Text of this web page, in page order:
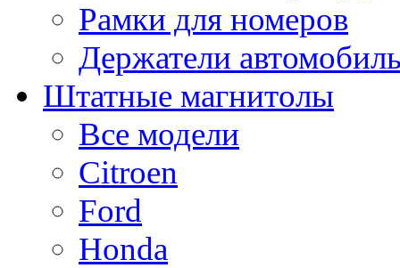
Рамки для номеров
Держатели
Штатные магнитолы
Все модели
Citroen
Ford
Honda